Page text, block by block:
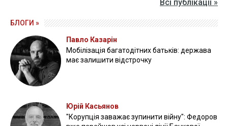
Всі публікації »
БЛОГИ »
Павло Казарін
Мобілізація багатодітних батьків: держава
має залишити відстрочку
Юрій Касьянов
"Корупція заважає зупинити війну": Федоров